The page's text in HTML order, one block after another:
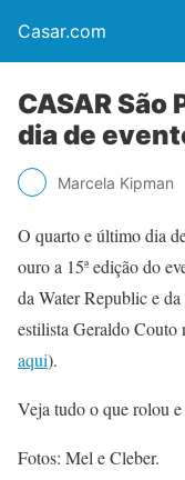
Casar.com
CASAR
dia de
Marcela Kipman
O quarto e último dia
ouro a 15ª edição do
da Water Republic e
estilista Geraldo Couto
aqui).
Veja tudo o que rolou
Fotos: Mel e Cleber.